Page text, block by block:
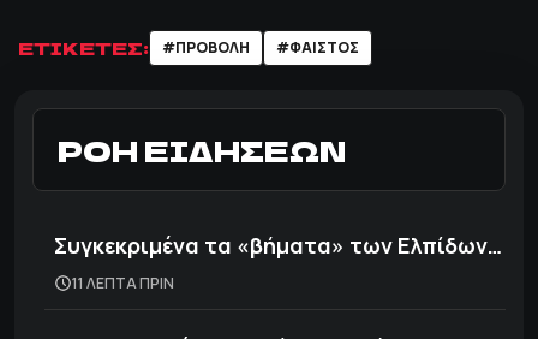
ΕΤΙΚΕΤΕΣ: #ΠΡΟΒΟΛΗ #ΦΑΙΣΤΟΣ
ΡΟΗ ΕΙΔΗΣΕΩΝ
Συγκεκριμένα τα «βήματα» των Ελπίδων…
11 ΛΕΠΤΑ ΠΡΙΝ